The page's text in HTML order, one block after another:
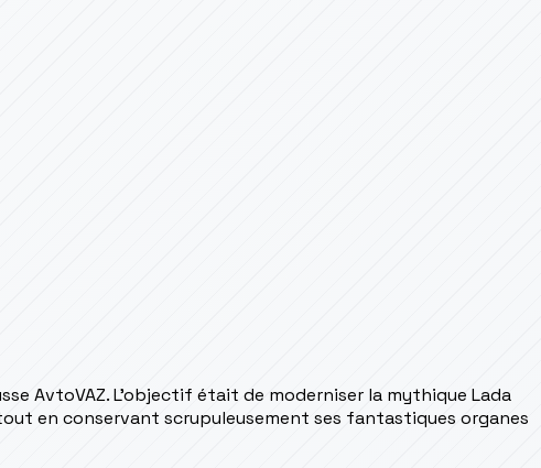
AvtoVAZ. L'objectif était de moderniser la mythique Lada
en conservant scrupuleusement ses fantastiques organes